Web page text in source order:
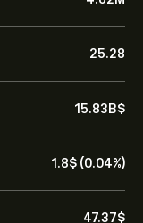
25.28
15.83B‎$‎
1.8‎$‎ (0.04%)
47.37‎$‎